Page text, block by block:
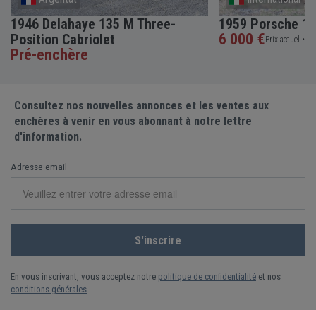
1946 Delahaye 135 M Three-
Position Cabriolet
Pré-enchère
1959 Porsche
6 000 € Prix actuel •
Consultez nos nouvelles annonces et les ventes aux
enchères à venir en vous abonnant à notre lettre
d'information.
Adresse email
En vous inscrivant, vous acceptez notre politique de confidentialité et nos
conditions générales.